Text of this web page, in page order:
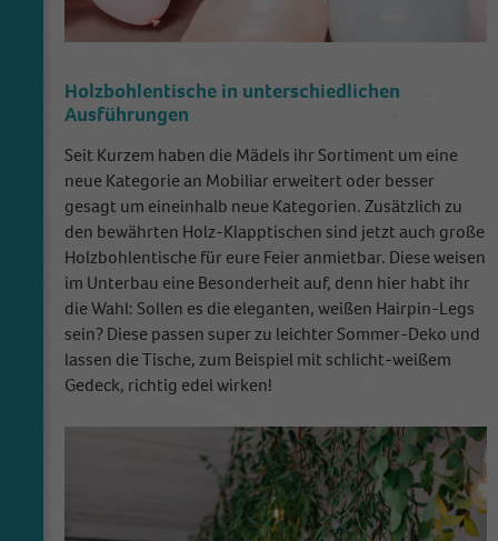
Holzbohlentische in unterschiedlichen
Ausführungen
Seit Kurzem haben die Mädels ihr Sortiment um eine
neue Kategorie an Mobiliar erweitert oder besser
gesagt um eineinhalb neue Kategorien. Zusätzlich zu
den bewährten Holz-Klapptischen sind jetzt auch große
Holzbohlentische für eure Feier anmietbar. Diese weisen
im Unterbau eine Besonderheit auf, denn hier habt ihr
die Wahl: Sollen es die eleganten, weißen Hairpin-Legs
sein? Diese passen super zu leichter Sommer-Deko und
lassen die Tische, zum Beispiel mit schlicht-weißem
Gedeck, richtig edel wirken!